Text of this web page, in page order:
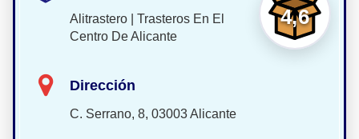
4,6
Alitrastero | Trasteros En El
Centro De Alicante
Dirección
C. Serrano, 8, 03003 Alicante